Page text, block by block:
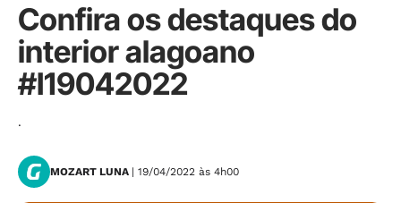
Confira os destaques do
interior alagoano
#I19042022
.
MOZART LUNA | 19/04/2022 às 4h00